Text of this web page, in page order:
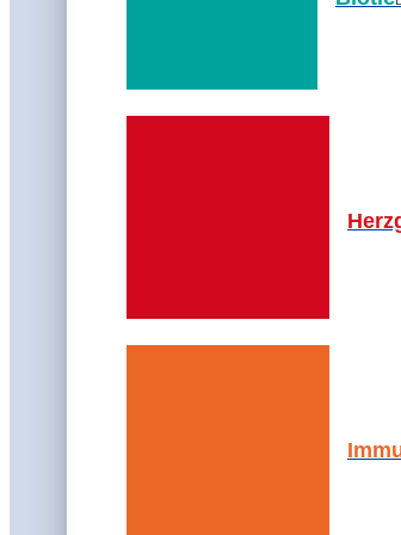
Eiweiße und Fette,
unsere Organe, geben
Fußsohlen aufzutreten?
wahrgenommen und von
hinschaut, steht dort